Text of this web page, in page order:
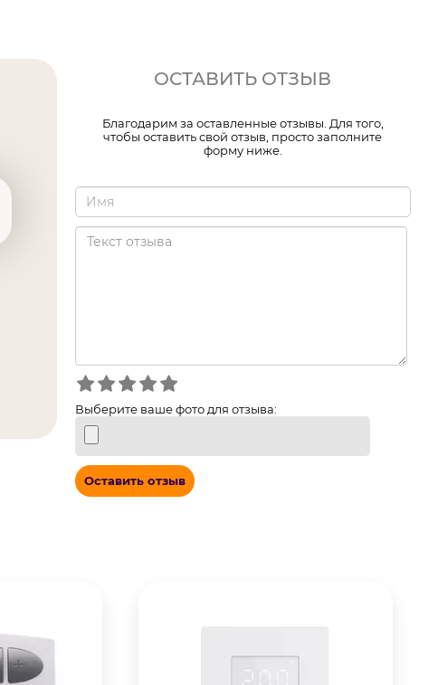
ОСТАВИТЬ ОТЗЫВ
Благодарим за оставленные отзывы. Для того,
чтобы оставить свой отзыв, просто заполните
форму ниже.
Выберите ваше фото для отзыва:
Оставить отзыв